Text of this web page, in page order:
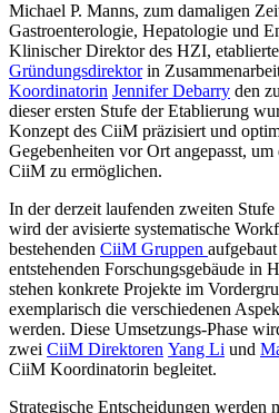
Michael P. Manns, zum damaligen
Gastroenterologie, Hepatologie und
Klinischer Direktor des HZI,
Gründungsdirektorin
Koordinatorin Jennifer Debarry den
dieser ersten Stufe der Etablierung
Konzept des CiiM präzisiert und
Gegebenheiten vor Ort angepasst,
CiiM zu ermöglichen.
In der derzeit laufenden zweiten
wird der avisierte systematische
bestehenden CiiM Gruppen
entstehenden Forschungsgebäude in
stehen konkrete Projekte im
exemplarisch die verschiedenen
werden. Diese Umsetzungs-Phase
zwei CiiM Direktoren Yang Li und
CiiM Koordinatorin begleitet.
Strategische Entscheidungen